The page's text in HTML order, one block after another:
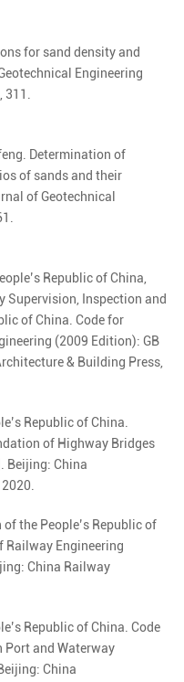
for sand density and
Engineering
311 .
. Determination of
of sands and their
of Geotechnical
.
Republic of China,
Supervision, Inspection and
of China. Code for
(2009 Edition): GB
& Building Press,
Republic of China.
of Highway Bridges
Beijing: China
2020.
the People’s Republic of
Railway Engineering
: China Railway
Republic of China. Code
Port and Waterway
: China